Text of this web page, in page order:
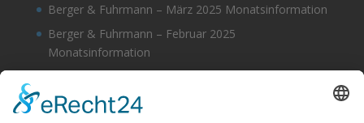
Berger & Fuhrmann – März 2025 Monatsinformation
Berger & Fuhrmann – Februar 2025
Monatsinformation
Monatsinformation